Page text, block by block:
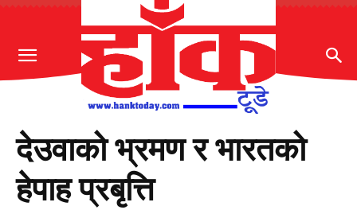
देउवाको भ्रमण र भारतको
हेपाह प्रबृत्ति